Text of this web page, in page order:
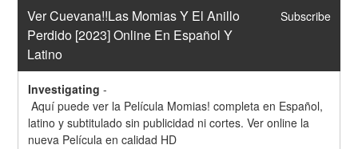
Ver Cuevana!!Las Momias Y El Anillo
Perdido [2023] Online En Español Y
Latino
Subscribe
Investigating -
Aquí puede ver la Película Momias! completa en Español,
latino y subtitulado sin publicidad ni cortes. Ver online la
nueva Película en calidad HD